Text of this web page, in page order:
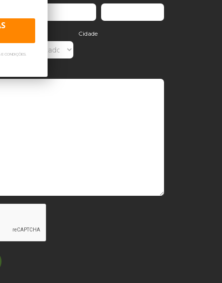
Cidade
CONDIÇÕES.